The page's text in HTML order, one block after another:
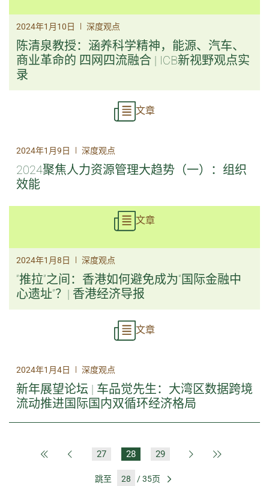
2024年1月10日 | 深度观点
陈清泉教授：涵养科学精神，能源、汽车、
商业革命的 四网四流融合 | ICB新视野观点实
录
文章
2024年1月9日 | 深度观点
2024聚焦人力资源管理大趋势（一）：组织
效能
文章
2024年1月8日 | 深度观点
“推拉”之间：香港如何避免成为“国际金融中
心遗址”？| 香港经济导报
文章
2024年1月4日 | 深度观点
新年展望论坛 | 车品觉先生：大湾区数据跨境
流动推进国际国内双循环经济格局
第一页 上一页27 28 29 下一页
跳至 / 35页